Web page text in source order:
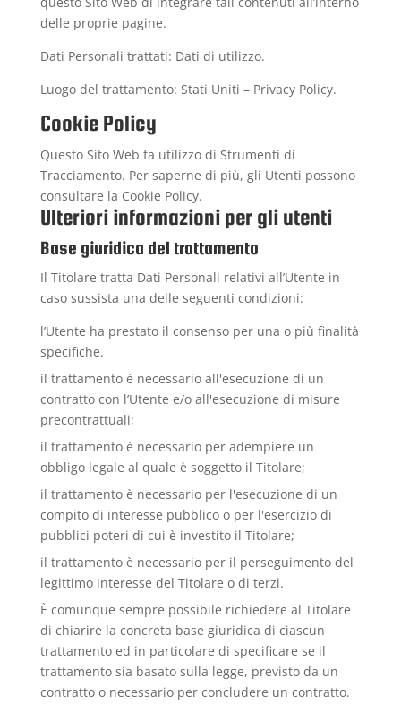
delle proprie pagine.
Dati Personali trattati: Dati di utilizzo.
Luogo del trattamento: Stati Uniti – Privacy Policy.
Cookie Policy
Questo Sito Web fa utilizzo di Strumenti di
Tracciamento. Per saperne di più, gli Utenti possono
consultare la Cookie Policy.
Ulteriori informazioni per gli utenti
Base giuridica del trattamento
Il Titolare tratta Dati Personali relativi all’Utente in
caso sussista una delle seguenti condizioni:
l’Utente ha prestato il consenso per una o più finalità
specifiche.
il trattamento è necessario all'esecuzione di un
contratto con l’Utente e/o all'esecuzione di misure
precontrattuali;
il trattamento è necessario per adempiere un
obbligo legale al quale è soggetto il Titolare;
il trattamento è necessario per l'esecuzione di un
compito di interesse pubblico o per l'esercizio di
pubblici poteri di cui è investito il Titolare;
il trattamento è necessario per il perseguimento del
legittimo interesse del Titolare o di terzi.
È comunque sempre possibile richiedere al Titolare
di chiarire la concreta base giuridica di ciascun
trattamento ed in particolare di specificare se il
trattamento sia basato sulla legge, previsto da un
contratto o necessario per concludere un contratto.